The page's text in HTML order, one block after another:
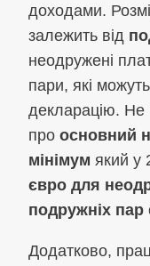
доходами.
залежить від
неодружені
пари, які
декларацію. Не
про основний
мінімум який у
євро для
подружніх пар
Додатково,